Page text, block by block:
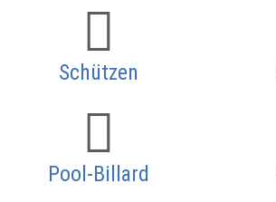
Schützen
Pool-Billard